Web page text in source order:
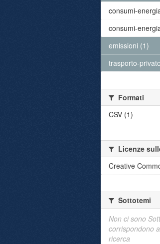
consumi-
consumi-
emissioni (1)
trasporto-
Formati
CSV (1)
Licenze
Creative
Sottotemi
Non ci sono
corrispondono
ricerca